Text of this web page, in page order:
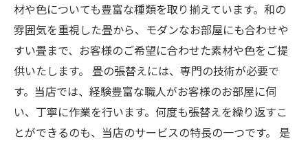
材や色についても豊富な種類を取り揃えています。和の
雰囲気を重視した畳から、モダンなお部屋にも合わせや
すい畳まで、お客様のご希望に合わせた素材や色をご提
供いたします。 畳の張替えには、専門の技術が必要で
す。当店では、経験豊富な職人がお客様のお部屋に伺
い、丁寧に作業を行います。何度も張替えを繰り返すこ
とができるのも、当店のサービスの特長の一つです。 是